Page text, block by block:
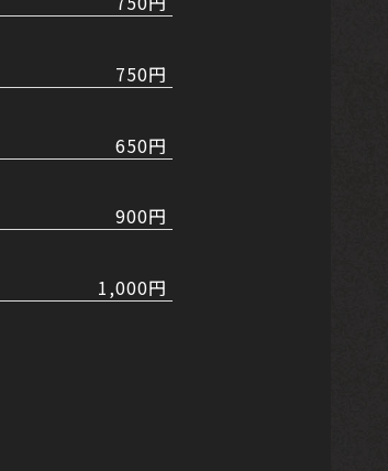
750円
650円
900円
1,000円